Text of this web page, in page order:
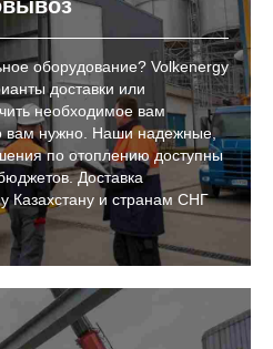
оборудование? Volkenergy
доставки или
необходимое вам
вам нужно. Наши надежные,
по отоплению доступны
Доставка
Казахстану и странам СНГ